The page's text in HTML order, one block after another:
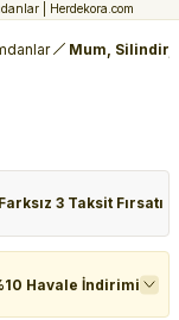
Mum, Silindir,
3 Taksit Fırsatı
Havale İndirimi